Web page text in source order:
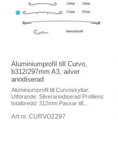
Aluminiumprofil till Curvo,
b312/297mm A3, ailver
anodiserad
Aluminiumprofil till Curvoskyltar.
Utförande: Silveranodiserad Profilens
totalbredd: 312mm Passar till...
Art nr. CURVO2297